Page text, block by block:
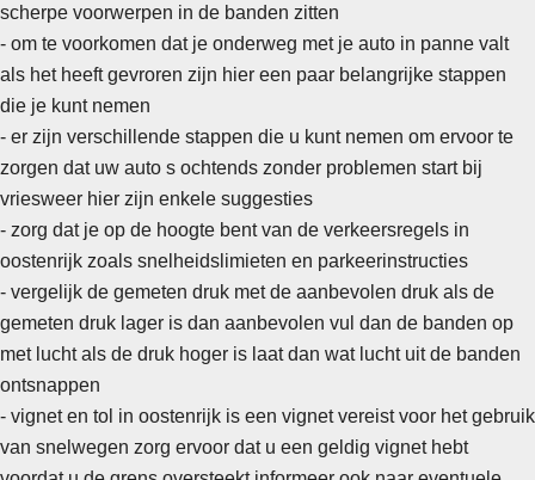
scherpe voorwerpen in de banden zitten
- om te voorkomen dat je onderweg met je auto in panne valt
als het heeft gevroren zijn hier een paar belangrijke stappen
die je kunt nemen
- er zijn verschillende stappen die u kunt nemen om ervoor te
zorgen dat uw auto s ochtends zonder problemen start bij
vriesweer hier zijn enkele suggesties
- zorg dat je op de hoogte bent van de verkeersregels in
oostenrijk zoals snelheidslimieten en parkeerinstructies
- vergelijk de gemeten druk met de aanbevolen druk als de
gemeten druk lager is dan aanbevolen vul dan de banden op
met lucht als de druk hoger is laat dan wat lucht uit de banden
ontsnappen
- vignet en tol in oostenrijk is een vignet vereist voor het gebruik
van snelwegen zorg ervoor dat u een geldig vignet hebt